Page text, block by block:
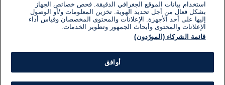
استخدام بيانات الموقع الجغرافي الدقيقة. فحص خصائص الجهاز
بشكل فعال من أجل تحديد الهوية. تخزين المعلومات و/أو الوصول
إليها على أحد الأجهزة. الإعلانات والمحتوى المخصصان وقياس أداء
الإعلانات والمحتوى وأبحاث الجمهور وتطوير الخدمات.
قائمة الشركاء (المورّدون)
أوافق